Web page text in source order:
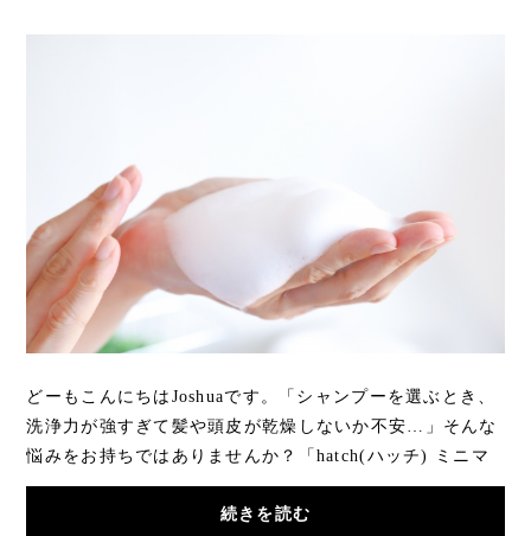
どーもこんにちはJoshuaです。「シャンプーを選ぶとき、
洗浄力が強すぎて髪や頭皮が乾燥しないか不安…」そんな
悩みをお持ちではありませんか？「hatch(ハッチ) ミニマ
ルシャンプー」は、やさしい洗浄力としっとり...
続きを読む